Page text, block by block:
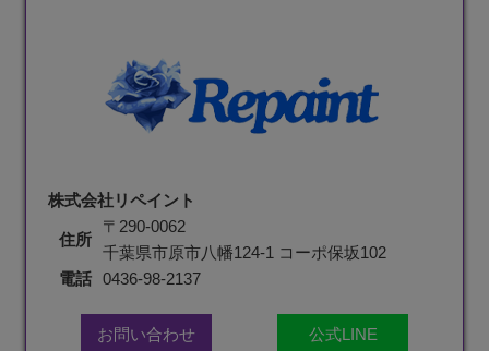
株式会社リペイント
住所
〒290-0062
千葉県市原市八幡124-1 コーポ保坂102
電話 0436-98-2137
お問い合わせ 公式LINE